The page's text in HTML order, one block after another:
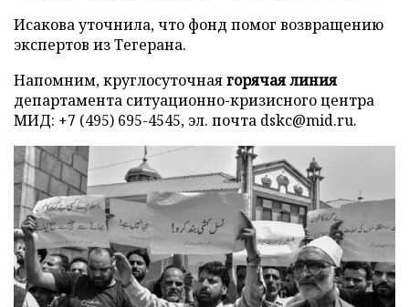
Исакова уточнила, что фонд помог возвращению
экспертов из Тегерана.
Напомним, круглосуточнаягорячая линия
департамента ситуационно-кризисного центра
МИД: +7 (495) 695-4545, эл. почта dskc@mid.ru.